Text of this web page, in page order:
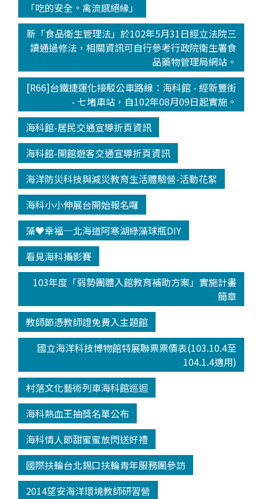
「吃的安全。禽流感絕緣」
新「食品衛生管理法」於102年5月31日經立法院三
讀通過修法，相關資訊可自行參考行政院衛生署食
品藥物管理局網站。
[R66]台鐵捷運化接駁公車路線：海科館 - 經新豐街
- 七堵車站，自102年08月09日起實施。
海科館-居民交通宣導折頁資訊
海科館-開館遊客交通宣導折頁資訊
海洋防災科技與減災教育生活體驗營-活動花絮
海科小小伸展台開始報名囉
藻♥幸福─北海道阿寒湖綠藻球瓶DIY
看見海科攝影賽
103年度「弱勢團體入館教育補助方案」實施計畫
簡章
教師節憑教師證免費入主題館
國立海洋科技博物館特展聯票票價表(103.10.4至
104.1.4適用)
村落文化藝術列車海科館巡迴
海科熱血王抽獎名單公布
海科情人節甜蜜蜜放閃送好禮
國際扶輪台北錫口扶輪青年服務團參訪
2014望安海洋環境教師研習營